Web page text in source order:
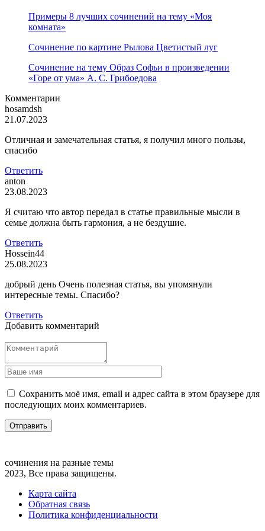
Примеры 8 лучших сочинений на тему «Моя
комната»
Сочинение по картине Рылова Цветистый луг
Сочинение на тему Образ Софьи в произведении
«Горе от ума» А. С. Грибоедова
Комментарии
hosamdsh
21.07.2023
Отличная и замечательная статья, я получил много пользы,
спасибо
Ответить
anton
23.08.2023
Я считаю что автор передал в статье правильные мысли в
семье должна быть гармония, а не бездушие.
Ответить
Hossein44
25.08.2023
добрый день Очень полезная статья, вы упомянули
интересные темы. Спасибо?
Ответить
Добавить комментарий
Сохранить моё имя, email и адрес сайта в этом браузере для
последующих моих комментариев.
сочинения на разные темы
2023, Все права защищены.
Карта сайта
Обратная связь
Политика конфиденциальности